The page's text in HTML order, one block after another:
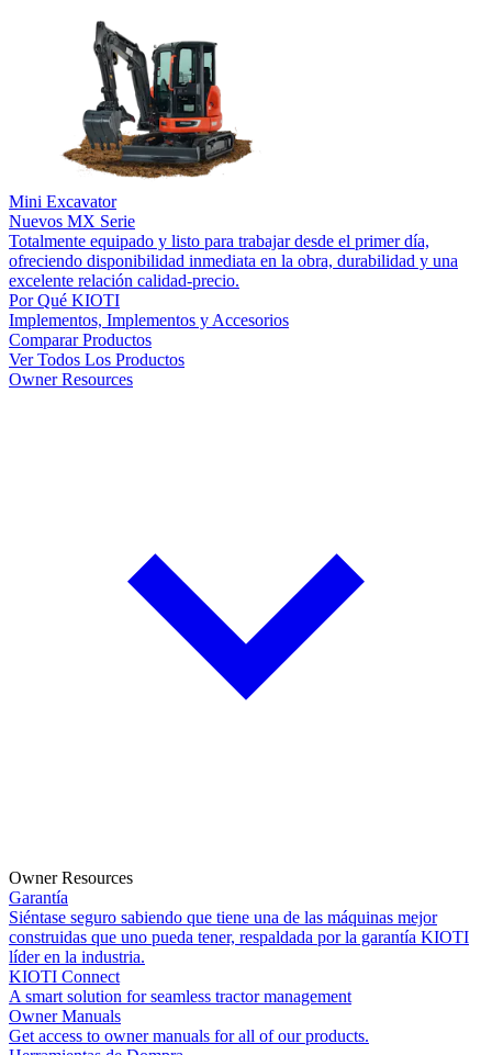
Mini Excavator
Nuevos MX Serie
Totalmente equipado y listo para trabajar desde el primer día,
ofreciendo disponibilidad inmediata en la obra, durabilidad y una
excelente relación calidad-precio.
Por Qué KIOTI
Implementos, Implementos y Accesorios
Comparar Productos
Ver Todos Los Productos
Owner Resources
Owner Resources
Garantía
Siéntase seguro sabiendo que tiene una de las máquinas mejor
construidas que uno pueda tener, respaldada por la garantía KIOTI
líder en la industria.
KIOTI Connect
A smart solution for seamless tractor management
Owner Manuals
Get access to owner manuals for all of our products.